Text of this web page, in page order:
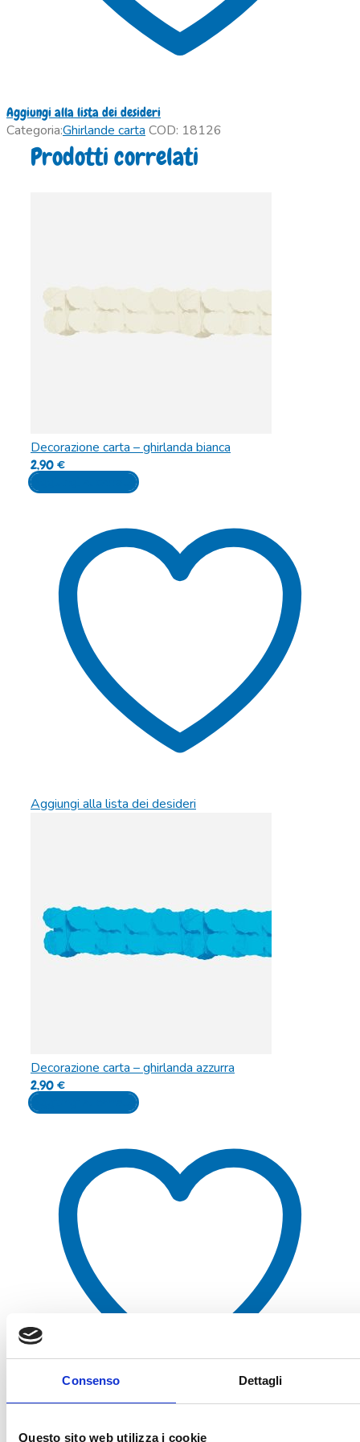
Consenso Dettagli
Questo sito web utilizza i cookie
Aggiungi alla lista dei desideri
Categoria:Ghirlande carta COD: 18126
Prodotti correlati
Decorazione carta – ghirlanda bianca
2,90€
Aggiungi al carrello
Aggiungi alla lista dei desideri
Decorazione carta – ghirlanda azzurra
2,90€
Aggiungi al carrello